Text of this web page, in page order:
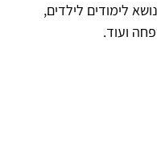
לימודים לילדים,
ועוד.